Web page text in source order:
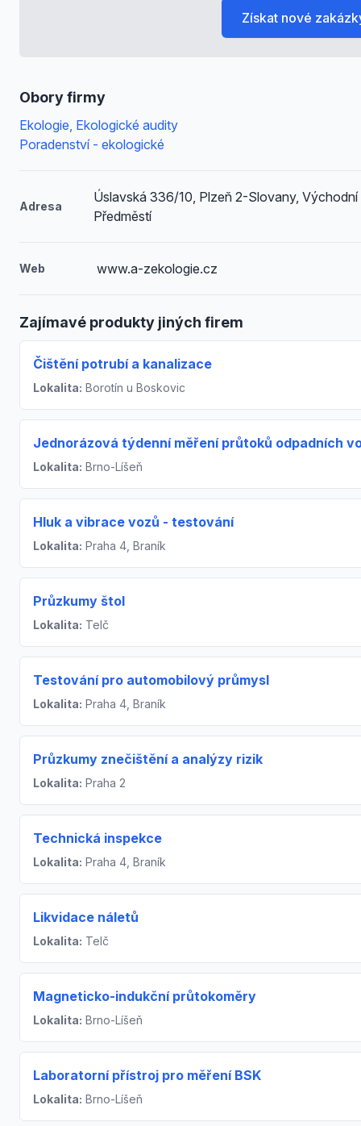
Obory firmy
Ekologie, Ekologické audity
Poradenství - ekologické
Adresa
Úslavská 336/10, Plzeň 2-Slovany, Východní
Předměstí
Web www.a-zekologie.cz
Zajímavé produkty jiných firem
Čištění potrubí a kanalizace
Lokalita: Borotín u Boskovic
Jednorázová týdenní měření průtoků odpadních
Lokalita: Brno-Líšeň
Hluk a vibrace vozů - testování
Lokalita: Praha 4, Braník
Průzkumy štol
Lokalita: Telč
Testování pro automobilový průmysl
Lokalita: Praha 4, Braník
Průzkumy znečištění a analýzy rizik
Lokalita: Praha 2
Technická inspekce
Lokalita: Praha 4, Braník
Likvidace náletů
Lokalita: Telč
Magneticko-indukční průtokoměry
Lokalita: Brno-Líšeň
Laboratorní přístroj pro měření BSK
Lokalita: Brno-Líšeň
Získat nové